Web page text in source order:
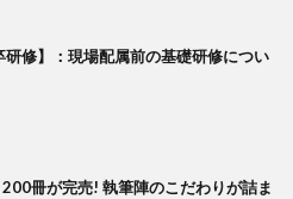
研修】：現場配属前の基礎研修につい
200冊が完売! 執筆陣のこだわりが詰ま